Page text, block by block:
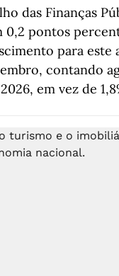
das Finanças
0,2 pontos
para este
contando
em vez de